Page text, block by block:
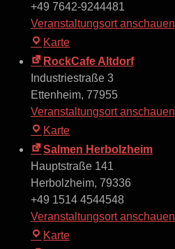
+49 7642-9244481
Veranstaltungsort anschauen
Karte
Biergarten
RockCafe Altdorf
Industriestraße 3
Ettenheim, 77955
Veranstaltungsort anschauen
Karte
Altdorf
Salmen Herbolzheim
Hauptstraße 141
Herbolzheim, 79336
+49 1514 4544548
Veranstaltungsort anschauen
Karte